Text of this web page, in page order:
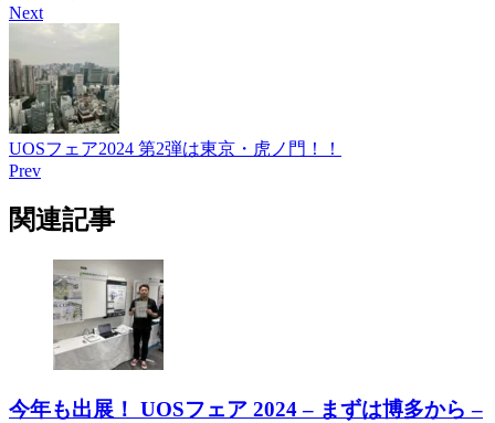
Next
UOSフェア2024 第2弾は東京・虎ノ門！！
Prev
関連記事
今年も出展！ UOSフェア 2024 – まずは博多から –